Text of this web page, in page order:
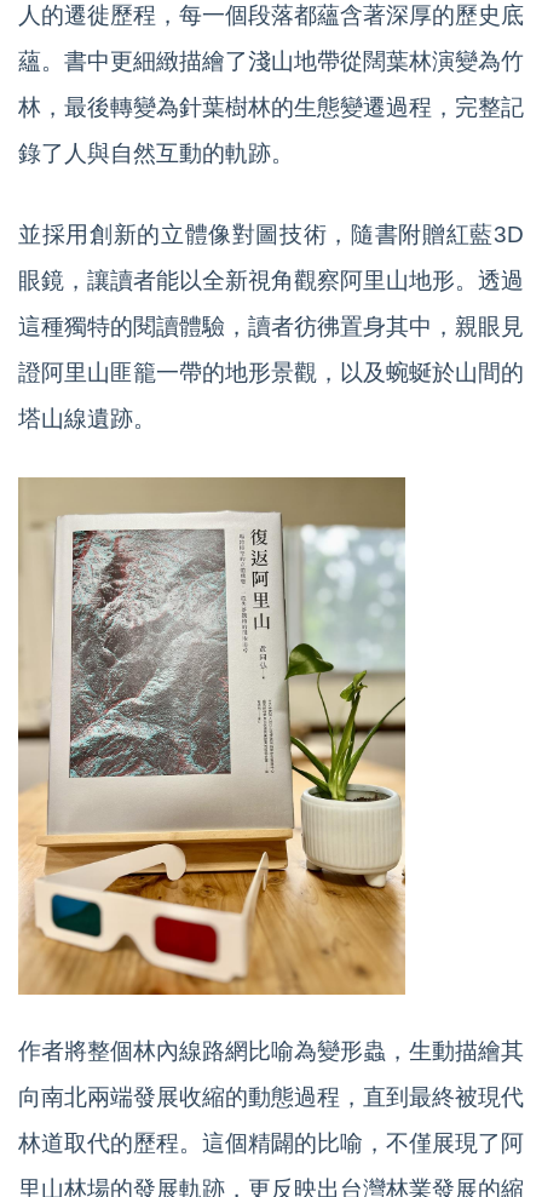
人的遷徙歷程，每一個段落都蘊含著深厚的歷史底
蘊。書中更細緻描繪了淺山地帶從闊葉林演變為竹
林，最後轉變為針葉樹林的生態變遷過程，完整記
錄了人與自然互動的軌跡。
並採用創新的立體像對圖技術，隨書附贈紅藍3D
眼鏡，讓讀者能以全新視角觀察阿里山地形。透過
這種獨特的閱讀體驗，讀者彷彿置身其中，親眼見
證阿里山匪籠一帶的地形景觀，以及蜿蜒於山間的
塔山線遺跡。
作者將整個林內線路網比喻為變形蟲，生動描繪其
向南北兩端發展收縮的動態過程，直到最終被現代
林道取代的歷程。這個精闢的比喻，不僅展現了阿
里山林場的發展軌跡，更反映出台灣林業發展的縮